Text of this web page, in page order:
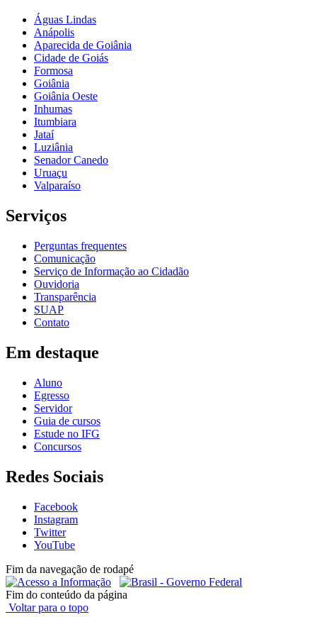
Águas Lindas
Anápolis
Aparecida de Goiânia
Cidade de Goiás
Formosa
Goiânia
Goiânia Oeste
Inhumas
Itumbiara
Jataí
Luziânia
Senador Canedo
Uruaçu
Valparaíso
Serviços
Perguntas frequentes
Comunicação
Serviço de Informação ao Cidadão
Ouvidoria
Transparência
SUAP
Contato
Em destaque
Aluno
Egresso
Servidor
Guia de cursos
Estude no IFG
Concursos
Redes Sociais
Facebook
Instagram
Twitter
YouTube
Fim da navegação de rodapé
Fim do conteúdo da página
Voltar para o topo